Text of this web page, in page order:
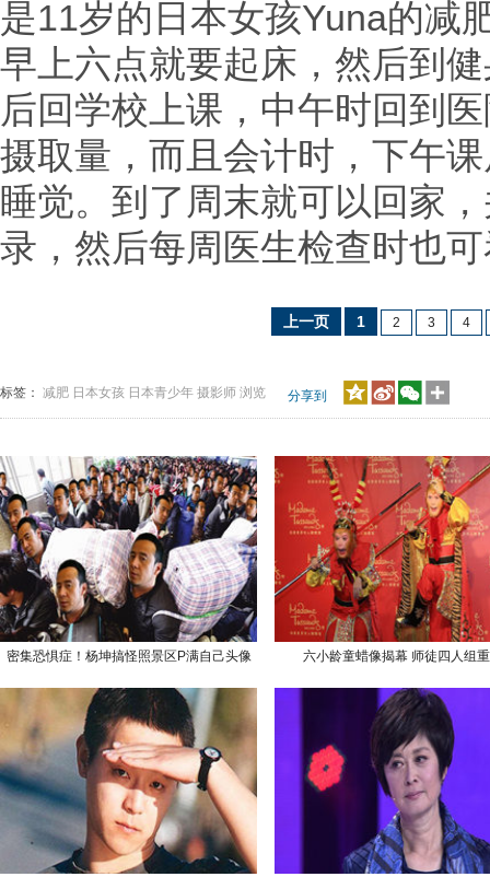
是11岁的日本女孩Yuna的减
早上六点就要起床，然后到
后回学校上课，中午时回到
摄取量，而且会计时，下午
睡觉。到了周末就可以回家
录，然后每周医生检查时也
上一页 1 2 3 4
标签： 减肥 日本女孩 日本青少年 摄影师 浏览 分享到
密集恐惧症！杨坤搞怪照景区P满自己头像 六小龄童蜡像揭幕 师徒四人组